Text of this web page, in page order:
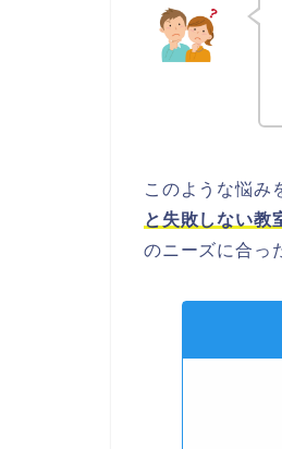
このような悩み
と失敗しない教
のニーズに合っ